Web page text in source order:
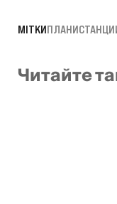
МІТКИПЛАНИ
Читайте